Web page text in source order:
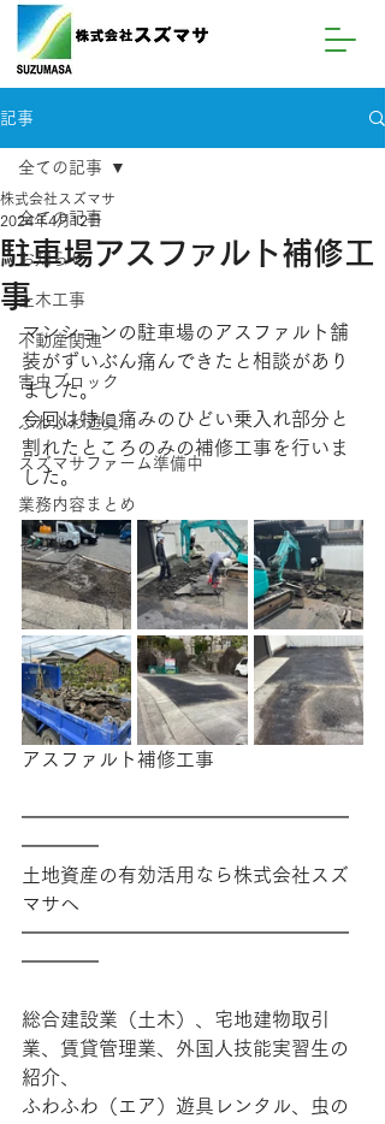
記事
全ての記事
お知らせ
土木工事
不動産関連
害虫ブロック
ふわふわ遊具
スズマサファーム準備中
業務内容まとめ
その他
全ての記事
駐車場アスファルト補修工
事
株式会社スズマサ
2024年4月12日
マンションの駐車場のアスファルト舗
装がずいぶん痛んできたと相談があり
ました。
今回は特に痛みのひどい乗入れ部分と
割れたところのみの補修工事を行いま
した。
アスファルト補修工事
━━━━━━━━━━━━━━━━━
━━━━
土地資産の有効活用なら株式会社スズ
マサへ
━━━━━━━━━━━━━━━━━
━━━━
総合建設業（土木）、宅地建物取引
業、賃貸管理業、外国人技能実習生の
紹介、
ふわふわ（エア）遊具レンタル、虫の